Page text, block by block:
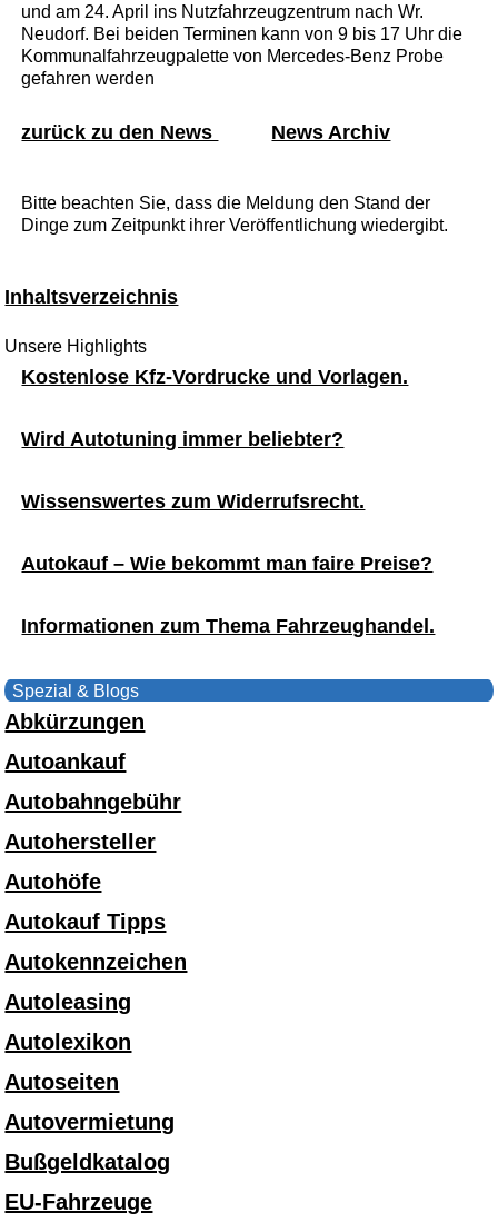
und am 24. April ins Nutzfahrzeugzentrum nach Wr.
Neudorf. Bei beiden Terminen kann von 9 bis 17 Uhr die
Kommunalfahrzeugpalette von Mercedes-Benz Probe
gefahren werden
zurück zu den News News Archiv
Bitte beachten Sie, dass die Meldung den Stand der
Dinge zum Zeitpunkt ihrer Veröffentlichung wiedergibt.
Inhaltsverzeichnis
Unsere Highlights
Kostenlose Kfz-Vordrucke und Vorlagen.
Wird Autotuning immer beliebter?
Wissenswertes zum Widerrufsrecht.
Autokauf – Wie bekommt man faire Preise?
Informationen zum Thema Fahrzeughandel.
Spezial & Blogs
Abkürzungen
Autoankauf
Autobahngebühr
Autohersteller
Autohöfe
Autokauf Tipps
Autokennzeichen
Autoleasing
Autolexikon
Autoseiten
Autovermietung
Bußgeldkatalog
EU-Fahrzeuge